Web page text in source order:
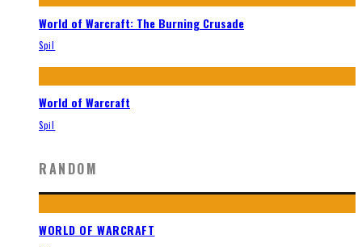
World of Warcraft: The Burning Crusade
Spil
World of Warcraft
Spil
RANDOM
WORLD OF WARCRAFT